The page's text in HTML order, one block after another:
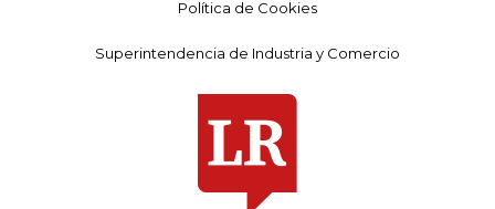
Política de Cookies
Superintendencia de Industria y Comercio